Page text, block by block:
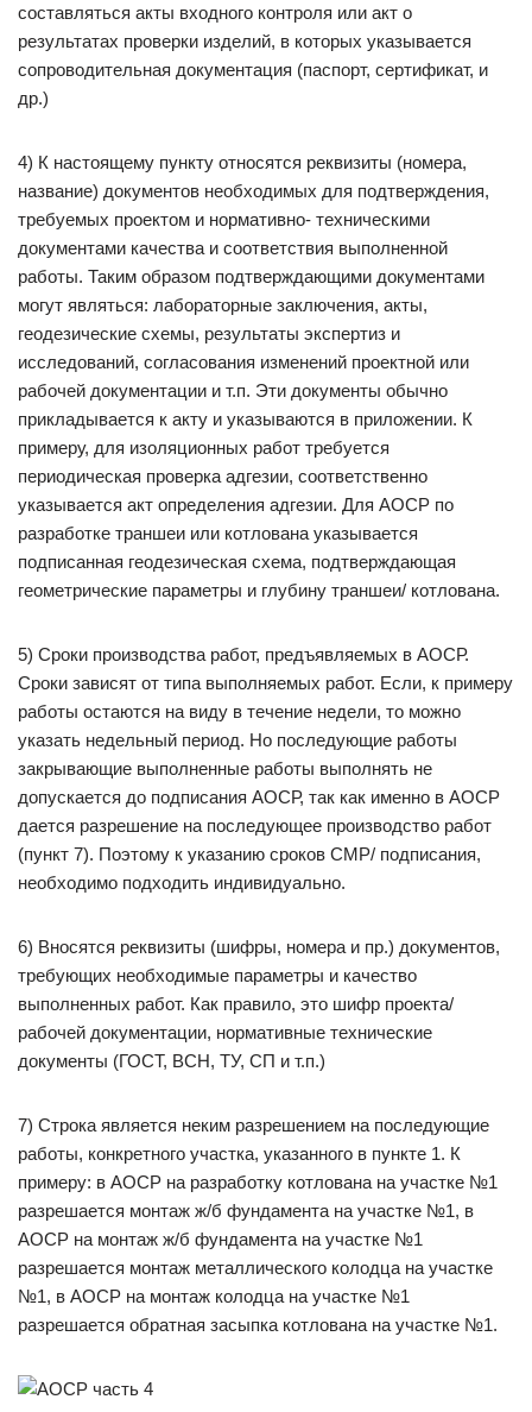
составляться акты входного контроля или акт о
результатах проверки изделий, в которых указывается
сопроводительная документация (паспорт, сертификат, и
др.)
4) К настоящему пункту относятся реквизиты (номера,
название) документов необходимых для подтверждения,
требуемых проектом и нормативно- техническими
документами качества и соответствия выполненной
работы. Таким образом подтверждающими документами
могут являться: лабораторные заключения, акты,
геодезические схемы, результаты экспертиз и
исследований, согласования изменений проектной или
рабочей документации и т.п. Эти документы обычно
прикладывается к акту и указываются в приложении. К
примеру, для изоляционных работ требуется
периодическая проверка адгезии, соответственно
указывается акт определения адгезии. Для АОСР по
разработке траншеи или котлована указывается
подписанная геодезическая схема, подтверждающая
геометрические параметры и глубину траншеи/ котлована.
5) Сроки производства работ, предъявляемых в АОСР.
Сроки зависят от типа выполняемых работ. Если, к примеру
работы остаются на виду в течение недели, то можно
указать недельный период. Но последующие работы
закрывающие выполненные работы выполнять не
допускается до подписания АОСР, так как именно в АОСР
дается разрешение на последующее производство работ
(пункт 7). Поэтому к указанию сроков СМР/ подписания,
необходимо подходить индивидуально.
6) Вносятся реквизиты (шифры, номера и пр.) документов,
требующих необходимые параметры и качество
выполненных работ. Как правило, это шифр проекта/
рабочей документации, нормативные технические
документы (ГОСТ, ВСН, ТУ, СП и т.п.)
7) Строка является неким разрешением на последующие
работы, конкретного участка, указанного в пункте 1. К
примеру: в АОСР на разработку котлована на участке №1
разрешается монтаж ж/б фундамента на участке №1, в
АОСР на монтаж ж/б фундамента на участке №1
разрешается монтаж металлического колодца на участке
№1, в АОСР на монтаж колодца на участке №1
разрешается обратная засыпка котлована на участке №1.